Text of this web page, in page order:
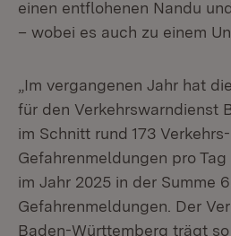
einen entflohenen Nandu
– wobei es auch zu einem
„Im vergangenen Jahr hat
für den Verkehrswarndienst
im Schnitt rund 173
Gefahrenmeldungen pro
im Jahr 2025 in der Summe
Gefahrenmeldungen. Der
Baden-Württemberg trägt